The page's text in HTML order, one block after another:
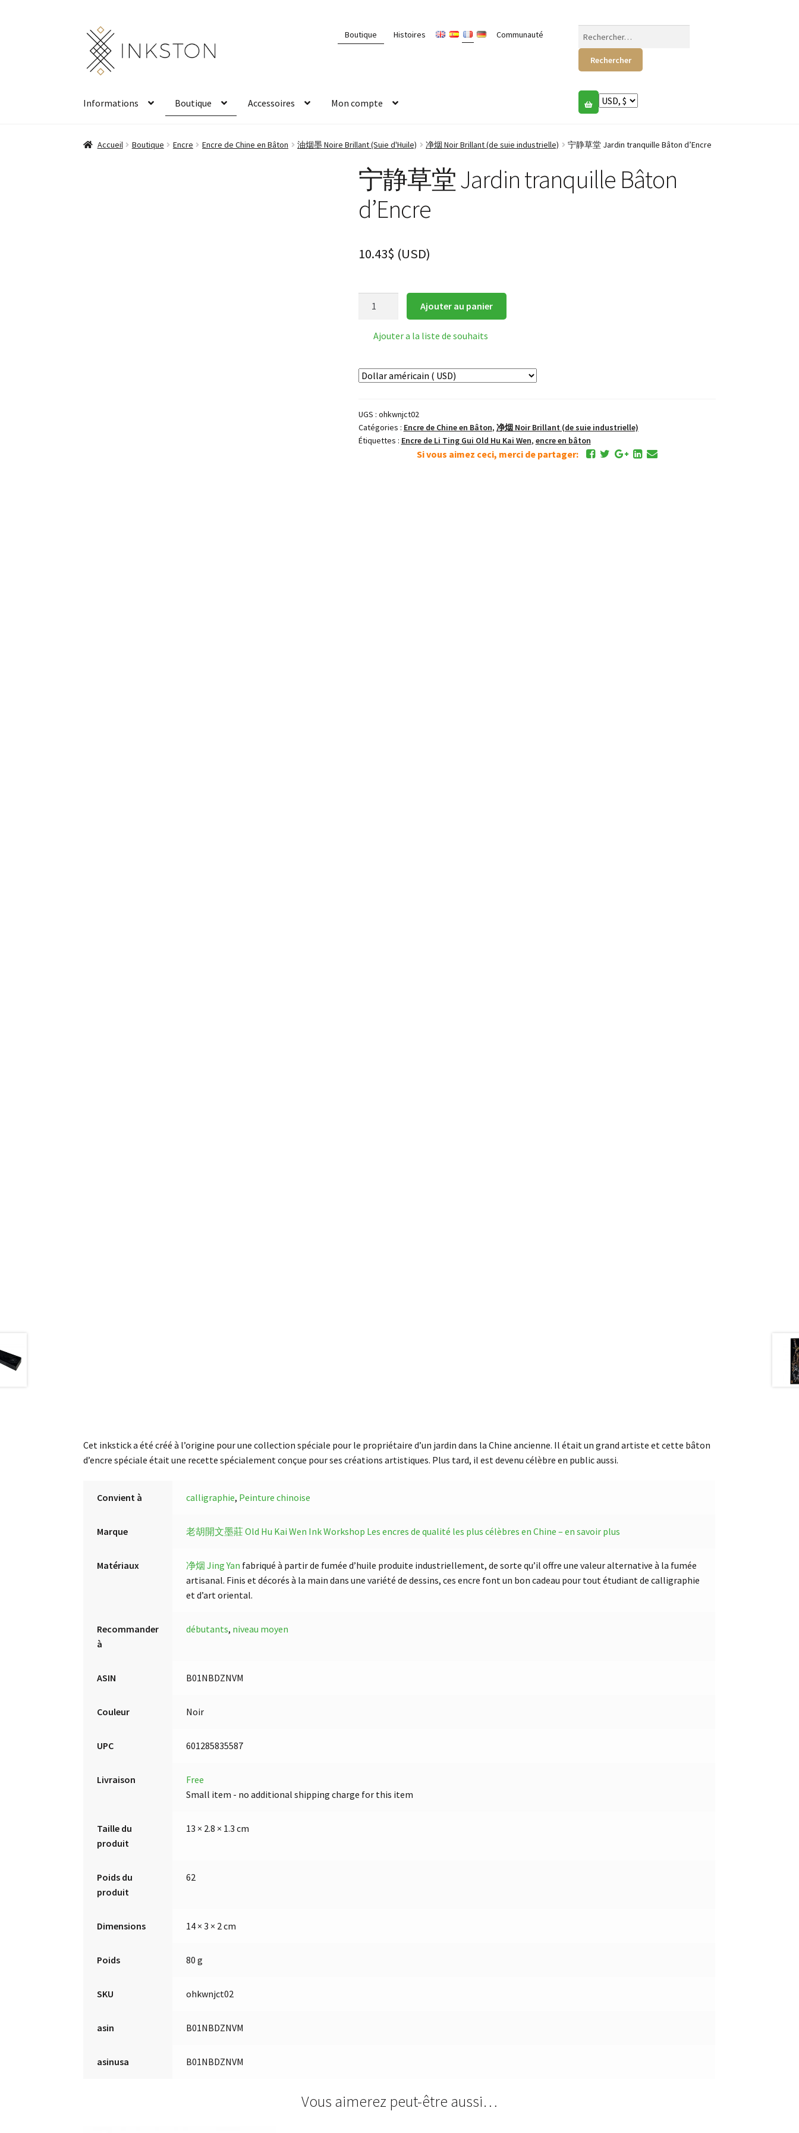
Aller
la
navigation
Aller
au
contenu
Boutique Histoires Communauté
Informations Boutique Accessoires Mon compte
Accueil Boutique Encre Encre de Chine en Bâton 油烟墨 Noire Brillant (Suie d'Huile) 净烟 Noir Brillant (de suie industrielle) 宁静草堂 Jardin tranquille Bâton d’Encre
宁静草堂 Jardin tranquille Bâton
d’Encre
10.43$ (USD)
堂
Bâton
d’Encre
Ajouter au panier
Ajouter a la liste de souhaits
UGS : ohkwnjct02
Catégories : Encre de Chine en Bâton, 净烟 Noir Brillant (de suie industrielle)
Étiquettes : Encre de Li Ting Gui Old Hu Kai Wen, encre en bâton
Si vous aimez ceci, merci de partager:
Cet inkstick a été créé à l’origine pour une collection spéciale pour le propriétaire d’un jardin dans la Chine ancienne. Il était un grand artiste et cette bâton
d’encre spéciale était une recette spécialement conçue pour ses créations artistiques. Plus tard, il est devenu célèbre en public aussi.
Convient à calligraphie, Peinture chinoise
Marque 老胡開文墨莊 Old Hu Kai Wen Ink Workshop Les encres de qualité les plus célèbres en Chine – en savoir plus
Matériaux 净烟 Jing Yan fabriqué à partir de fumée d’huile produite industriellement, de sorte qu’il offre une valeur alternative à la fumée
artisanal. Finis et décorés à la main dans une variété de dessins, ces encre font un bon cadeau pour tout étudiant de calligraphie
et d’art oriental.
Recommander
à
débutants, niveau moyen
ASIN B01NBDZNVM
Couleur Noir
UPC 601285835587
Livraison
Free
Small item - no additional shipping charge for this item
Taille du
produit
13 × 2.8 × 1.3 cm
Poids du
produit
62
Dimensions 14 × 3 × 2 cm
Poids 80 g
SKU ohkwnjct02
asin B01NBDZNVM
asinusa B01NBDZNVM
Vous aimerez peut-être aussi…